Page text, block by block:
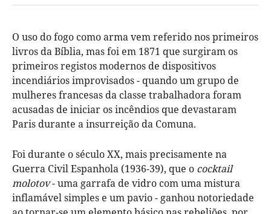
O uso do fogo como arma vem referido nos primeiros
livros da Bíblia, mas foi em 1871 que surgiram os
primeiros registos modernos de dispositivos
incendiários improvisados - quando um grupo de
mulheres francesas da classe trabalhadora foram
acusadas de iniciar os incêndios que devastaram
Paris durante a insurreição da Comuna.
Foi durante o século XX, mais precisamente na
Guerra Civil Espanhola (1936-39), que o cocktail
molotov- uma garrafa de vidro com uma mistura
inflamável simples e um pavio - ganhou notoriedade